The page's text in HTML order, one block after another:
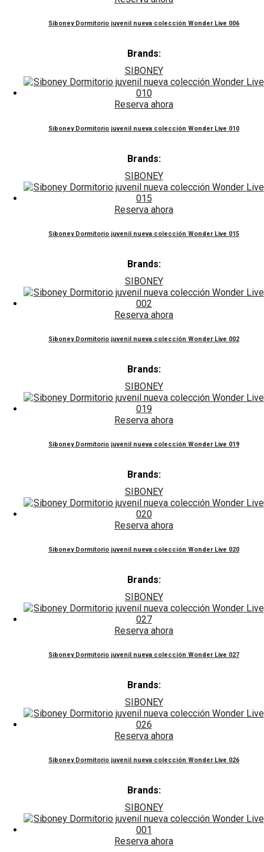
Siboney Dormitorio juvenil nueva colección Wonder Live 006
Brands:
SIBONEY
Reserva ahora
Siboney Dormitorio juvenil nueva colección Wonder Live 010
Brands:
SIBONEY
Reserva ahora
Siboney Dormitorio juvenil nueva colección Wonder Live 015
Brands:
SIBONEY
Reserva ahora
Siboney Dormitorio juvenil nueva colección Wonder Live 002
Brands:
SIBONEY
Reserva ahora
Siboney Dormitorio juvenil nueva colección Wonder Live 019
Brands:
SIBONEY
Reserva ahora
Siboney Dormitorio juvenil nueva colección Wonder Live 020
Brands:
SIBONEY
Reserva ahora
Siboney Dormitorio juvenil nueva colección Wonder Live 027
Brands:
SIBONEY
Reserva ahora
Siboney Dormitorio juvenil nueva colección Wonder Live 026
Brands:
SIBONEY
Reserva ahora